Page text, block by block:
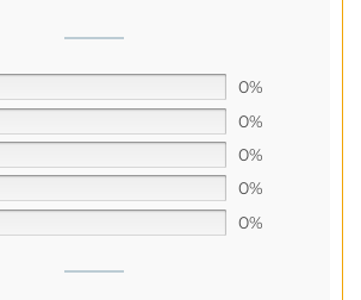
0%
0%
0%
0%
0%